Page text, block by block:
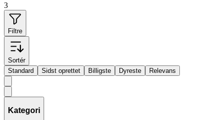
3
Filtre
Sortér
Standard
Sidst oprettet Billigste Dyreste Relevans
Kategori